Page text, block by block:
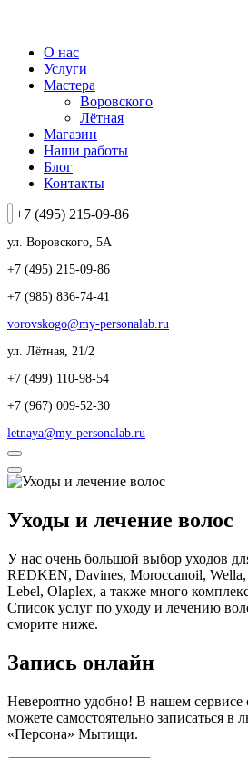
О нас
Услуги
Мастера
Воровского
Лётная
Магазин
Наши работы
Блог
Контакты
+7 (495) 215-09-86
ул. Воровского, 5А
+7 (495) 215-09-86
+7 (985) 836-74-41
vorovskogo@my-personalab.ru
ул. Лётная, 21/2
+7 (499) 110-98-54
+7 (967) 009-52-30
letnaya@my-personalab.ru
Уходы и лечение волос
У нас очень большой выбор уходов
REDKEN, Davines, Moroccanoil, Wella,
Lebel, Olaplex, а также много
Список услуг по уходу и лечению
сморите ниже.
Запись онлайн
Невероятно удобно! В нашем
можете самостоятельно записаться в
«Персона» Мытищи.